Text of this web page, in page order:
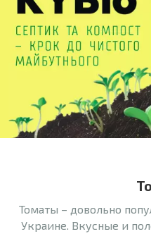
Томаты – довольно
Украине. Вкусные и